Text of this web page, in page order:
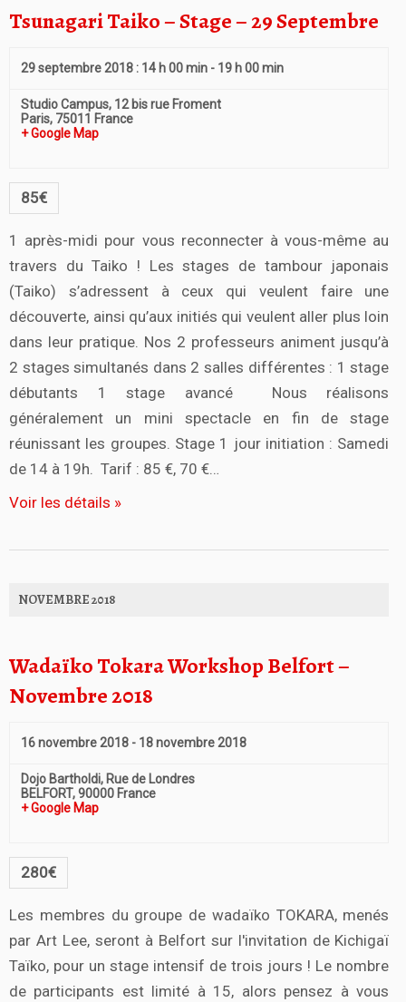
Tsunagari Taiko – Stage – 29 Septembre
29 septembre 2018 : 14 h 00 min - 19 h 00 min
Studio Campus, 12 bis rue Froment
Paris, 75011 France
+ Google Map
85€
1 après-midi pour vous reconnecter à vous-même au
travers du Taiko ! Les stages de tambour japonais
(Taiko) s’adressent à ceux qui veulent faire une
découverte, ainsi qu’aux initiés qui veulent aller plus loin
dans leur pratique. Nos 2 professeurs animent jusqu’à
2 stages simultanés dans 2 salles différentes : 1 stage
débutants 1 stage avancé Nous réalisons
généralement un mini spectacle en fin de stage
réunissant les groupes. Stage 1 jour initiation : Samedi
de 14 à 19h. Tarif : 85 €, 70 €…
Voir les détails »
NOVEMBRE 2018
Wadaïko Tokara Workshop Belfort –
Novembre 2018
16 novembre 2018 - 18 novembre 2018
Dojo Bartholdi, Rue de Londres
BELFORT,90000 France
+ Google Map
280€
Les membres du groupe de wadaïko TOKARA, menés
par Art Lee, seront à Belfort sur l'invitation de Kichigaï
Taïko, pour un stage intensif de trois jours ! Le nombre
de participants est limité à 15, alors pensez à vous